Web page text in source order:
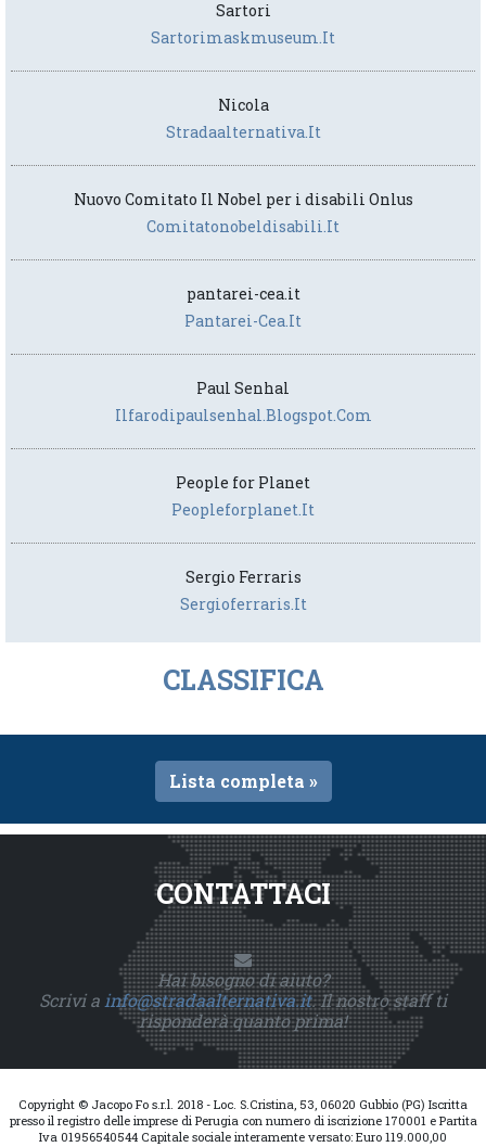
Sartori
Sartorimaskmuseum.it
Nicola
Stradaalternativa.it
Nuovo Comitato Il Nobel per i disabili Onlus
Comitatonobeldisabili.it
pantarei-cea.it
Pantarei-Cea.it
Paul Senhal
Ilfarodipaulsenhal.blogspot.com
People for Planet
Peopleforplanet.it
Sergio Ferraris
Sergioferraris.it
CLASSIFICA
Lista completa »
CONTATTACI
Hai bisogno di aiuto?
Scrivi ainfo@stradaalternativa.it. Il nostro staff ti
risponderà quanto prima!
Copyright © Jacopo Fo s.r.l. 2018 - Loc. S.Cristina, 53, 06020 Gubbio (PG) Iscritta
presso il registro delle imprese di Perugia con numero di iscrizione 170001 e Partita
Iva 01956540544 Capitale sociale interamente versato: Euro 119.000,00